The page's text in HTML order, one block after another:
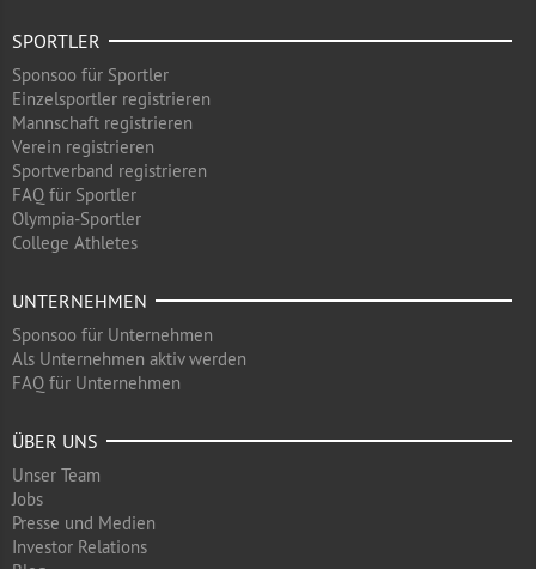
SPORTLER
Sponsoo für Sportler
Einzelsportler registrieren
Mannschaft registrieren
Verein registrieren
Sportverband registrieren
FAQ für Sportler
Olympia-Sportler
College Athletes
UNTERNEHMEN
Sponsoo für Unternehmen
Als Unternehmen aktiv werden
FAQ für Unternehmen
ÜBER UNS
Unser Team
Jobs
Presse und Medien
Investor Relations